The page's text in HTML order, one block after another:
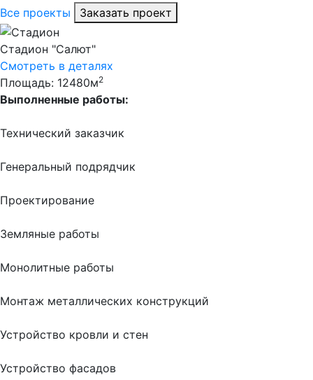
Все проекты Заказать проект
Стадион "Салют"
Смотреть в деталях
Площадь: 12480м2
Выполненные работы:
Технический заказчик
Генеральный подрядчик
Проектирование
Земляные работы
Монолитные работы
Монтаж металлических конструкций
Устройство кровли и стен
Устройство фасадов